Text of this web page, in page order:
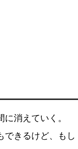
消えていく。
できるけど、もし